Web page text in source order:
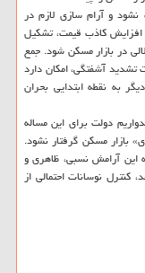
نشود و آرام سازی لازم در
افزایش کاذب قیمت، تشکیل
در بازار مسکن شود. جمع
تشدید آشفتگی، امکان دارد
به نقطه ابتدایی بحران
دولت برای این مساله
بازار مسکن گرفتار نشود.
این آرامش نسبی، ظاهری و
نوسانات احتمالی از